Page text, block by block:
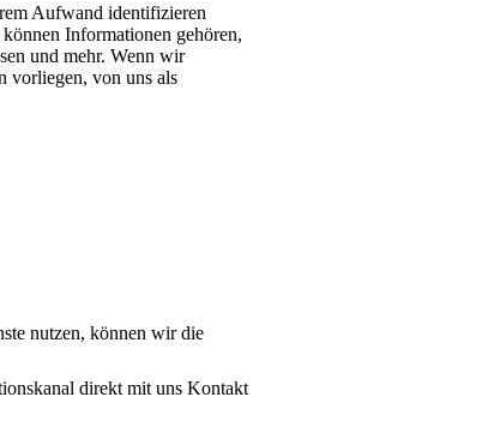
Aufwand identifizieren
Informationen gehören,
und mehr. Wenn wir
vorliegen, von uns als
nutzen, können wir die
direkt mit uns Kontakt